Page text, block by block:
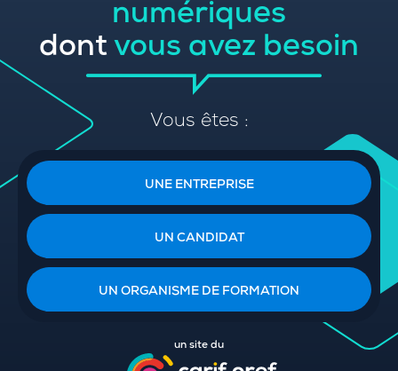
numériques
dont vous avez besoin
Vous êtes :
UNE ENTREPRISE
UN CANDIDAT
UN ORGANISME DE FORMATION
un site du